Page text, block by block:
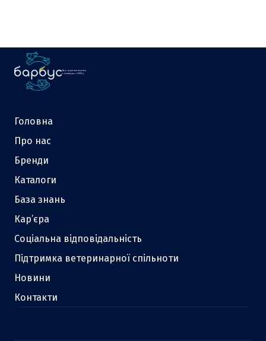
Ваш надійний партнер
у зоотоварах з 2000 р.
Головна
Про нас
Бренди
Каталоги
База знань
Кар’єра
Соціальна відповідальність
Підтримка ветеринарної спільноти
Новини
Контакти